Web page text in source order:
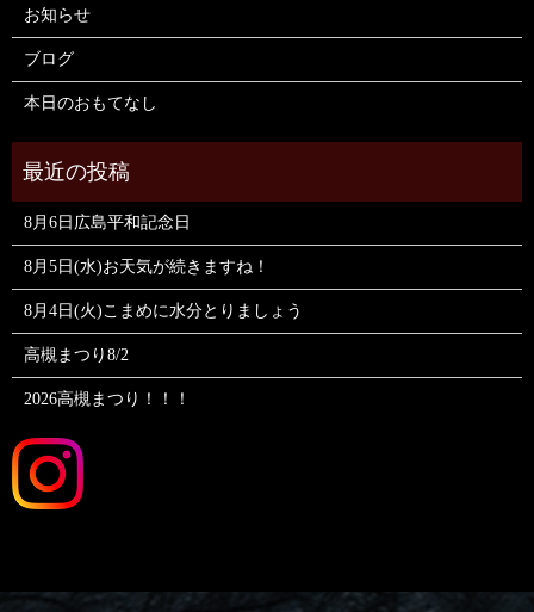
お知らせ
ブログ
本日のおもてなし
8月6日広島平和記念日
8月5日(水)お天気が続きますね！
8月4日(火)こまめに水分とりましょう
高槻まつり8/2
2026高槻まつり！！！